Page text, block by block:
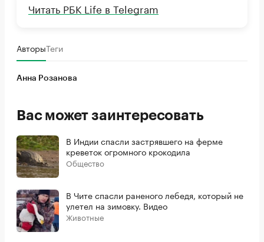
Читать РБК Life в Telegram
АвторыТеги
Анна Розанова
Вас может заинтересовать
В Индии спасли застрявшего на ферме
креветок огромного крокодила
Общество
В Чите спасли раненого лебедя, который не
улетел на зимовку. Видео
Животные